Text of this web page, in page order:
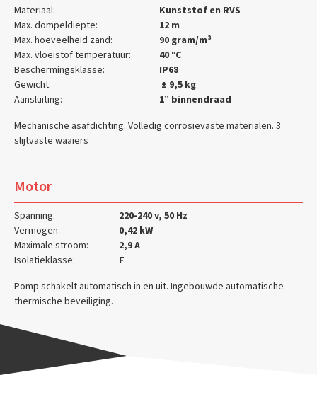
Materiaal:
Max. dompeldiepte:
Max. hoeveelheid zand:
Max. vloeistof temperatuur:
Beschermingsklasse:
Gewicht:
Aansluiting:
Kunststof en RVS
12 m
90 gram/m³
40 °C
IP68
± 9,5 kg
1” binnendraad
Mechanische asafdichting. Volledig corrosievaste materialen. 3
slijtvaste waaiers
Motor
Spanning:
Vermogen:
Maximale stroom:
Isolatieklasse:
220-240 v, 50 Hz
0,42 kW
2,9 A
F
Pomp schakelt automatisch in en uit. Ingebouwde automatische
thermische beveiliging.